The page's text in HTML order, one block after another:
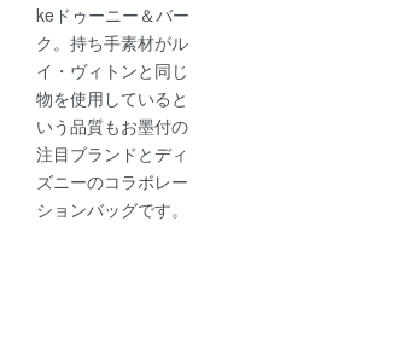
keドゥーニー＆バー
ク。持ち手素材がル
イ・ヴィトンと同じ
物を使用していると
いう品質もお墨付の
注目ブランドとディ
ズニーのコラボレー
ションバッグです。